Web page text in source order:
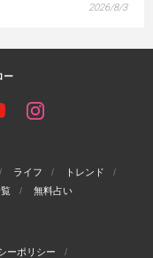
2026/8/3
ー
ライフ
トレンド
無料占い
ーポリシー